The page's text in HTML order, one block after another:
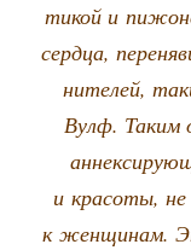
ти­кой и
серд­ца,
ни­те­лей,
Вулф. Таким
и кра­со­ты,
к жен­щи­нам.